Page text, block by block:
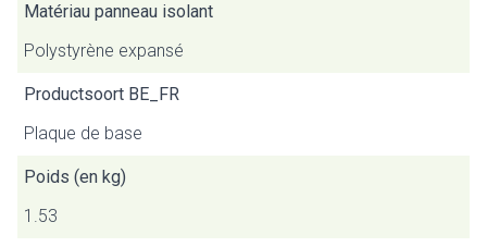
Matériau panneau isolant
Polystyrène expansé
Productsoort BE_FR
Plaque de base
Poids (en kg)
1.53